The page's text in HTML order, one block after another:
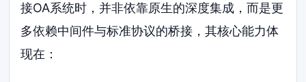
接OA系统时，并非依靠原生的深度集成，而是更
多依赖中间件与标准协议的桥接，其核心能力体
现在：